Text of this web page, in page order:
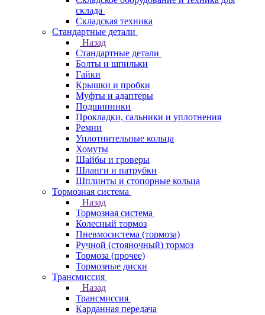
склада
Складская техника
Стандартные детали
Назад
Стандартные детали
Болты и шпильки
Гайки
Крышки и пробки
Муфты и адаптеры
Подшипники
Прокладки, сальники и уплотнения
Ремни
Уплотнительные кольца
Хомуты
Шайбы и гроверы
Шланги и патрубки
Шплинты и стопорные кольца
Тормозная система
Назад
Тормозная система
Колесный тормоз
Пневмосиcтема (тормоза)
Ручной (стояночный) тормоз
Тормоза (прочее)
Тормозные диски
Трансмиссия
Назад
Трансмиссия
Карданная передача